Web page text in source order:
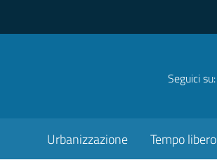
Seguici su:
Urbanizzazione Tempo libero